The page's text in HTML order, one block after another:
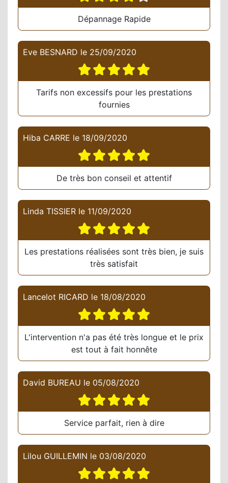
Dépannage Rapide
Eve BESNARD le 25/09/2020
Tarifs non excessifs pour les prestations
fournies
Hiba CARRE le 18/09/2020
De très bon conseil et attentif
Linda TISSIER le 11/09/2020
Les prestations réalisées sont très bien, je suis
très satisfait
Lancelot RICARD le 18/08/2020
L'intervention n'a pas été très longue et le prix
est tout à fait honnête
David BUREAU le 05/08/2020
Service parfait, rien à dire
Lilou GUILLEMIN le 03/08/2020